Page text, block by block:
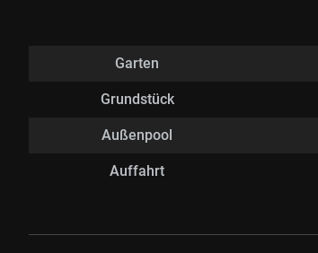
Garten
Grundstück
Außenpool
Auffahrt